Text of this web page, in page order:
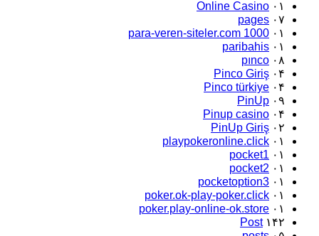
Online Casino ۰۱
pages ۰۷
para-veren-siteler.com 1000 ۰۱
paribahis ۰۱
pınco ۰۸
Pinco Giriş ۰۴
Pinco türkiye ۰۴
PinUp ۰۹
Pinup casino ۰۴
PinUp Giriş ۰۲
playpokeronline.click ۰۱
pocket1 ۰۱
pocket2 ۰۱
pocketoption3 ۰۱
poker.ok-play-poker.click ۰۱
poker.play-online-ok.store ۰۱
Post ۱۴۲